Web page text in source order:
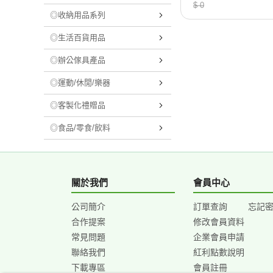
◎收納用品系列
◎生活百貨用品
◎辦公傢具產品
◎運動/休閒/樂器
◎客製化禮贈品
◎食品/零食/飲料
$ 0
關於我們
公司簡介
合作提案
常見問題
聯絡我們
下載專區
會員中心
訂單查詢
修改會員資料
企業會員申請
紅利點數說明
會員註冊
忘記